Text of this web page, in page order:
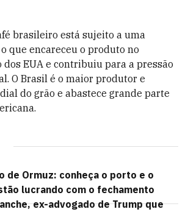
brasileiro está sujeito a uma
que encareceu o produto no
EUA e contribuiu para a pressão
O Brasil é o maior produtor e
do grão e abastece grande parte
de Ormuz: conheça o porto e o
lucrando com o fechamento
ex-advogado de Trump que